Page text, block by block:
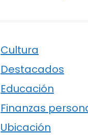
Cultura
Destacados
Educación
Finanzas
Ubicación